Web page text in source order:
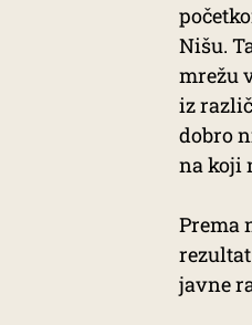
Nišu.
mrežu
iz
dobro
na koji
Prema
javne